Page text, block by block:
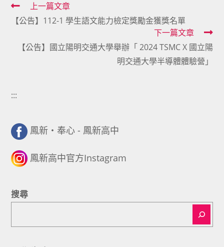
Read
more
articles
上一篇文章
【公告】112-1 學生語文能力檢定獎勵金獲獎名單
下一篇文章
【公告】國立陽明交通大學舉辦「 2024 TSMC X 國立陽
明交通大學半導體體驗營」
:::
鳳新・奉心 - 鳳新高中
鳳新高中官方Instagram
搜尋